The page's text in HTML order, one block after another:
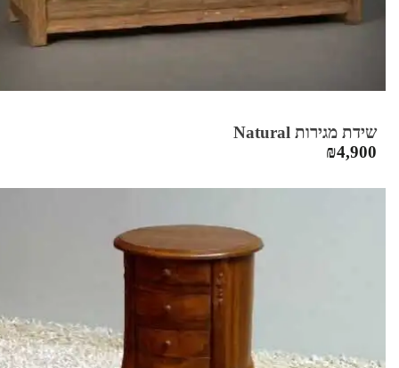
שידת מגירות Natural
₪4,900